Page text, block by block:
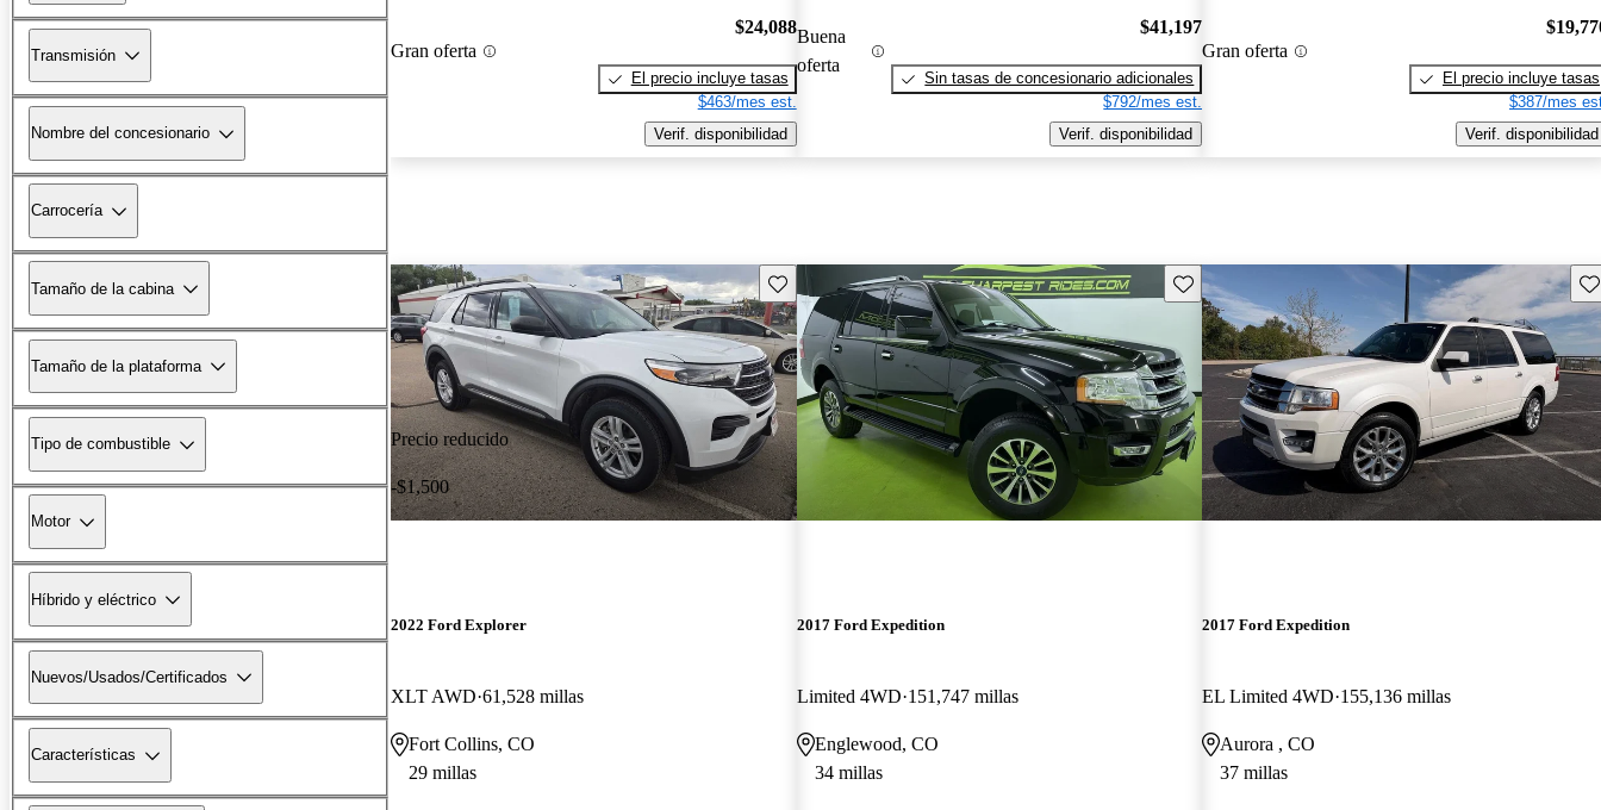
Transmisión
Nombre del concesionario
Carrocería
Tamaño de la cabina
Tamaño de la plataforma
Tipo de combustible
Motor
Híbrido y eléctrico
Nuevos/Usados/Certificados
Características
Gran oferta
$24,088
El precio incluye tasas
$463/mes est.
Verif. disponibilidad
Buena
oferta
$41,197
Sin tasas de concesionario adicionales
$792/mes est.
Verif. disponibilidad
Gran oferta
El precio incluye tasas
$387/mes
Verif. disponibilidad
Precio reducido
-$1,500
Guarda este Aviso
2022 Ford Explorer
XLT AWD 61,528 millas
Fort Collins, CO
29 millas
Guarda este Aviso
2017 Ford Expedition
Limited 4WD 151,747 millas
Englewood, CO
34 millas
2017 Ford Expedition
EL Limited 4WD 155,136 millas
Aurora , CO
37 millas